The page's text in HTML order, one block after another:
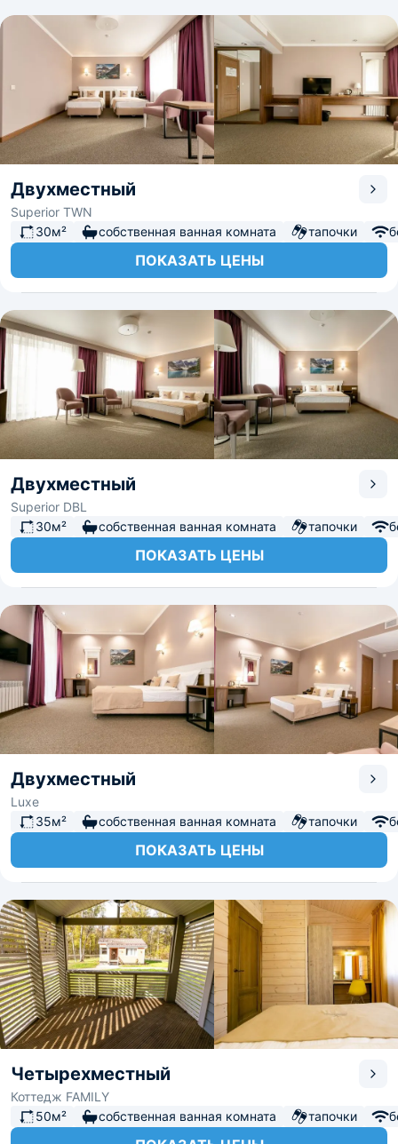
Двухместный
Superior TWN
30м²
собственная ванная комната тапочки
ПОКАЗАТЬ ЦЕНЫ
Двухместный
Superior DBL
30м²
собственная ванная комната тапочки
ПОКАЗАТЬ ЦЕНЫ
Двухместный
Luxe
35м²
собственная ванная комната тапочки
ПОКАЗАТЬ ЦЕНЫ
Четырехместный
Коттедж FAMILY
50м²
собственная ванная комната тапочки